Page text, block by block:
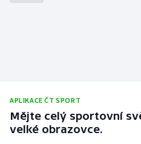
APLIKACE ČT SPORT
Mějte celý sportovní
velké obrazovce.